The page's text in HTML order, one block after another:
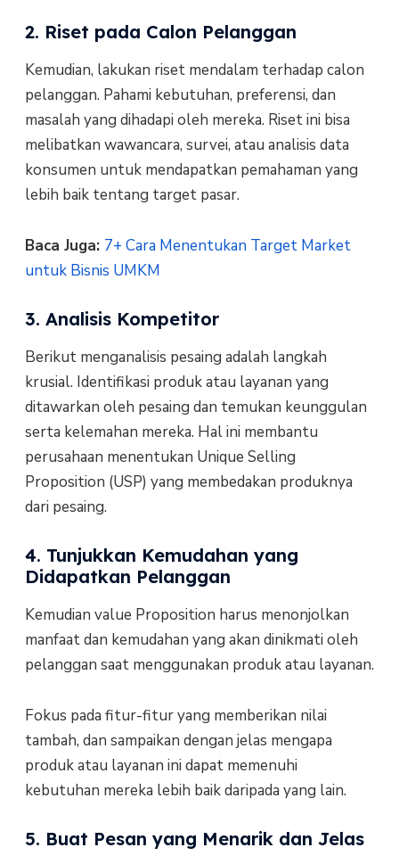
2. Riset pada Calon Pelanggan
Kemudian, lakukan riset mendalam terhadap calon
pelanggan. Pahami kebutuhan, preferensi, dan
masalah yang dihadapi oleh mereka. Riset ini bisa
melibatkan wawancara, survei, atau analisis data
konsumen untuk mendapatkan pemahaman yang
lebih baik tentang target pasar.
Baca Juga: 7+ Cara Menentukan Target Market
untuk Bisnis UMKM
3. Analisis Kompetitor
Berikut menganalisis pesaing adalah langkah
krusial. Identifikasi produk atau layanan yang
ditawarkan oleh pesaing dan temukan keunggulan
serta kelemahan mereka. Hal ini membantu
perusahaan menentukan Unique Selling
Proposition (USP) yang membedakan produknya
dari pesaing.
4. Tunjukkan Kemudahan yang
Didapatkan Pelanggan
Kemudian value Proposition harus menonjolkan
manfaat dan kemudahan yang akan dinikmati oleh
pelanggan saat menggunakan produk atau layanan.
Fokus pada fitur-fitur yang memberikan nilai
tambah, dan sampaikan dengan jelas mengapa
produk atau layanan ini dapat memenuhi
kebutuhan mereka lebih baik daripada yang lain.
5. Buat Pesan yang Menarik dan Jelas